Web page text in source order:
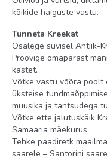
kõikide haiguste vastu.
Tunneta Kreekat
Osalege suvisel Antiik-
Proovige omapärast
kastet.
Võtke vastu võõra
üksteise
muusika ja tantsudega
Võtke ette jalutuskäik
Samaaria mäekurus.
Tehke paadiretk
saarele – Santorini